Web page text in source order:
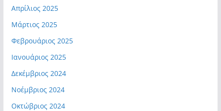
Απρίλιος 2025
Μάρτιος 2025
Φεβρουάριος 2025
Ιανουάριος 2025
Δεκέμβριος 2024
Νοέμβριος 2024
Οκτώβριος 2024